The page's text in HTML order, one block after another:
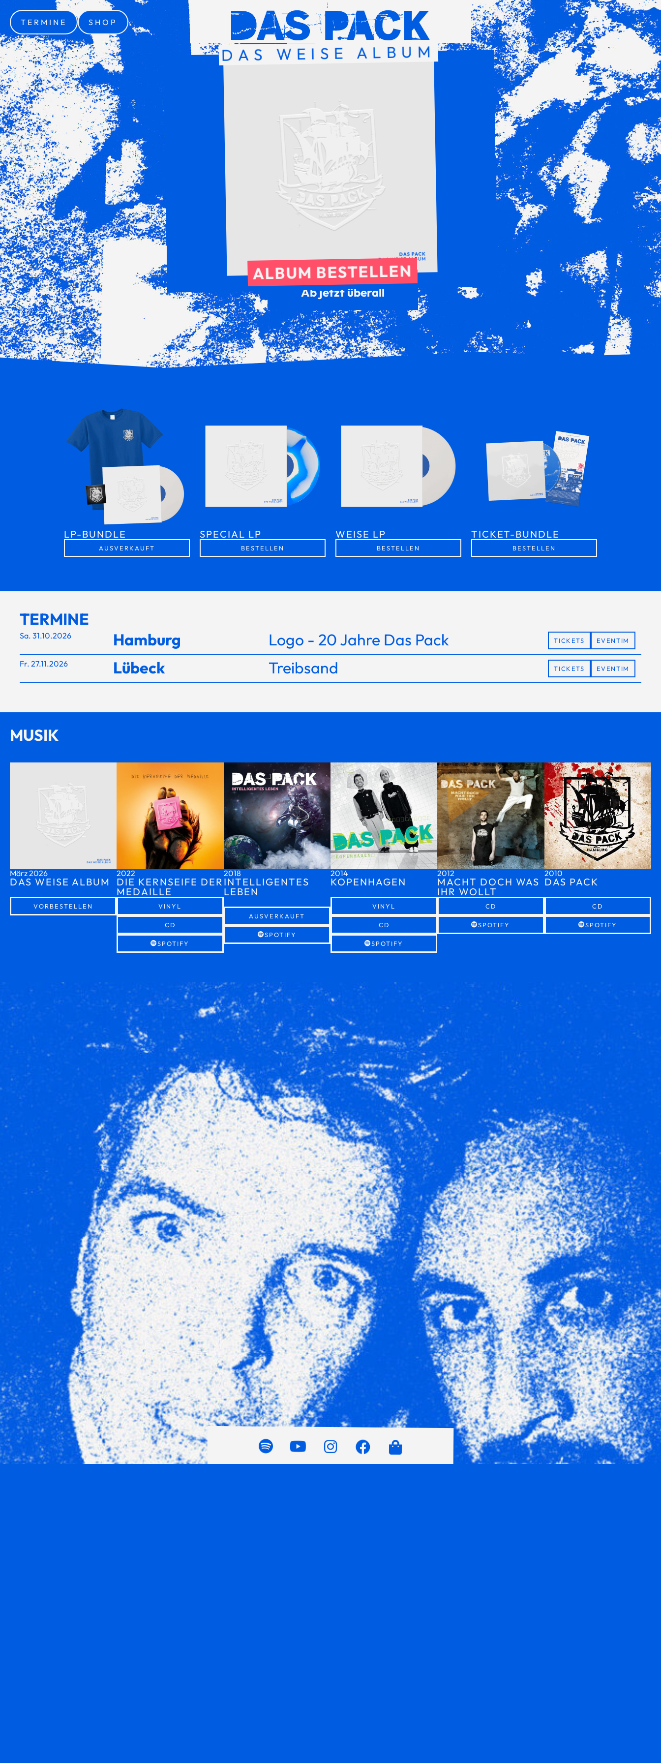
TERMINE SHOP
DAS WEISE ALBUM
ALBUM BESTELLEN
Ab jetzt überall
LP-BUNDLE
AUSVERKAUFT
SPECIAL LP
BESTELLEN
WEISE LP
BESTELLEN
TICKET-BUNDLE
BESTELLEN
TERMINE
Sa. 31.10.2026 Hamburg Logo - 20 Jahre Das Pack TICKETS EVENTIM
Fr. 27.11.2026 Lübeck Treibsand TICKETS EVENTIM
MUSIK
März 2026
DAS WEISE ALBUM
VORBESTELLEN
2022
DIE KERNSEIFE DER
MEDAILLE
VINYL
CD
SPOTIFY
2018
INTELLIGENTES
LEBEN
AUSVERKAUFT
SPOTIFY
2014
KOPENHAGEN
VINYL
CD
SPOTIFY
2012
MACHT DOCH WAS
IHR WOLLT
CD
SPOTIFY
2010
DAS PACK
CD
SPOTIFY